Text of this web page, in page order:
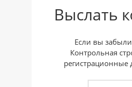
Выслать
Если вы
Контрольная
регистрационные